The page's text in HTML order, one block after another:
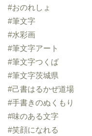
#おのれしょ
#筆文字
#水彩画
#筆文字アート
#筆文字つくば
#筆文字茨城県
#己書はるかぜ道場
#手書きのぬくもり
#味のある文字
#笑顔になれる